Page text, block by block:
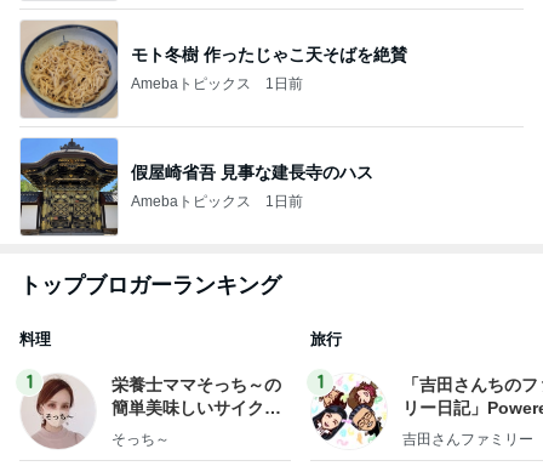
モト冬樹 作ったじゃこ天そばを絶賛
Amebaトピックス 1日前
假屋崎省吾 見事な建長寺のハス
Amebaトピックス 1日前
トップブロガーランキング
料理
1
栄養士ママそっち～の
簡単美味しいサイクル
献立
そっち～
旅行
1
「吉田さんちの
リー日記」
y Ameba 吉田さ
吉田さんファミリー